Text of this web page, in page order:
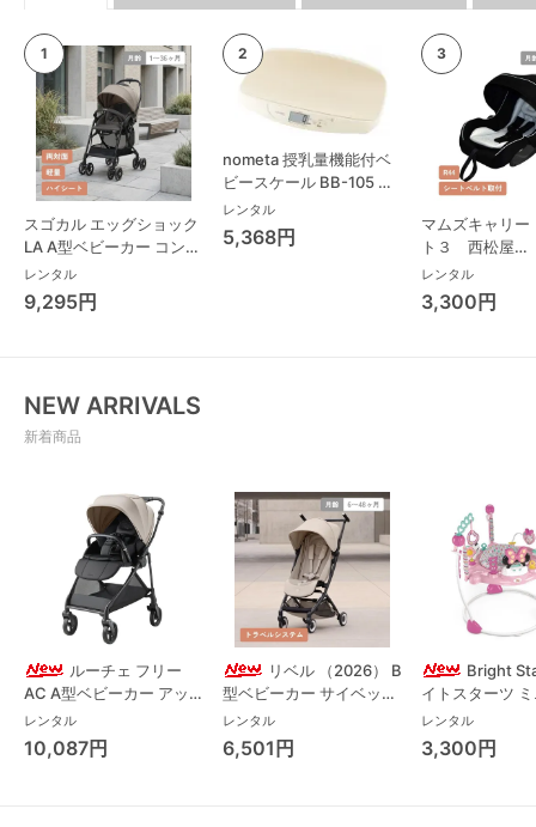
スゴカル エッグショック
LA A型ベビーカー コンビ
(Combi)
レンタル
9,295円
nometa 授乳量機能付ベ
ビースケール BB-105 タ
ニタ(TANITA) ベビースケ
ール・体重計
レンタル
5,368円
マムズキャリ
ト３ 西松屋
ーシート
レンタル
3,300円
NEW ARRIVALS
新着商品
ルーチェ フリー
AC A型ベビーカー アッ
プリカ(Aprica) A型ベビ
ーカー アップリカ
(Aprica)
レンタル
10,087円
リベル （2026） B
型ベビーカー サイベック
ス(cybex)
レンタル
6,501円
Bright
イトスターツ
ス フォーエバ
レンド ジャン
パルー キッズ
レンタル
3,300円